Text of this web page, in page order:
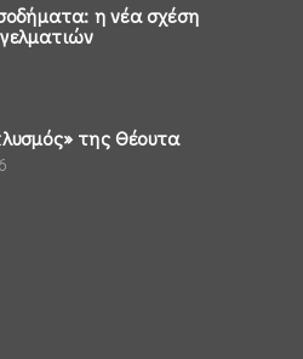
η νέα σχέση
της Θέουτα